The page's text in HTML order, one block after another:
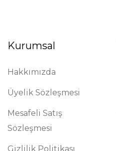
Kurumsal
Hakkımızda
Üyelik Sözleşmesi
Mesafeli Satış
Sözleşmesi
Gizlilik Politikası